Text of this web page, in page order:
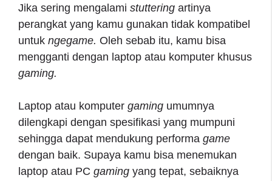
Jika sering mengalami stuttering artinya
perangkat yang kamu gunakan tidak kompatibel
untuk ngegame. Oleh sebab itu, kamu bisa
mengganti dengan laptop atau komputer khusus
gaming.
Laptop atau komputer gaming umumnya
dilengkapi dengan spesifikasi yang mumpuni
sehingga dapat mendukung performa game
dengan baik. Supaya kamu bisa menemukan
laptop atau PC gaming yang tepat, sebaiknya